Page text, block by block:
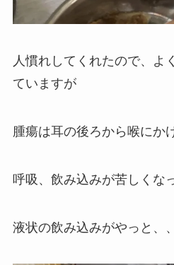
人慣れしてくれたので、よ
ていますが
腫瘍は耳の後ろから喉にか
呼吸、飲み込みが苦しくな
液状の飲み込みがやっと、